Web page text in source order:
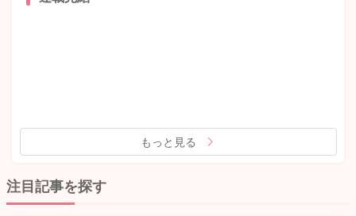
もっと見る
注目記事を探す